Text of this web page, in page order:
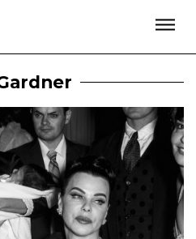
DE CINE
PRENSA
NEWSLETTER